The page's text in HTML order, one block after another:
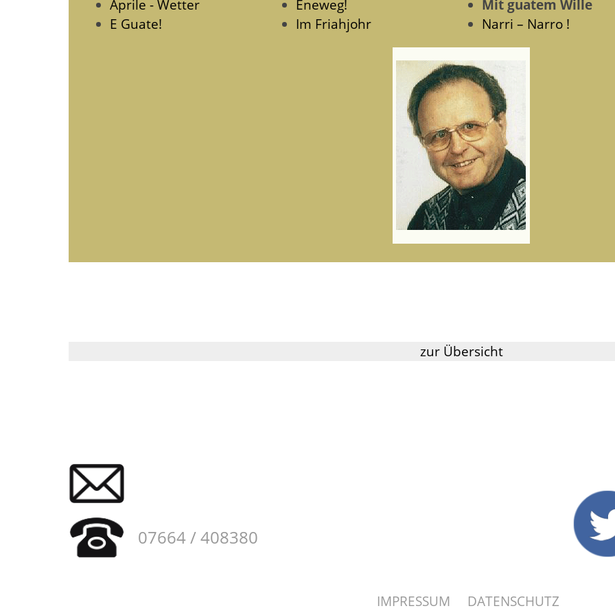
Aprile - Wetter
E Guate!
Eneweg!
Im Friahjohr
Mit guatem Wille
Narri – Narro !
zur Übersicht
07664 / 408380
IMPRESSUM DATENSCHUTZ